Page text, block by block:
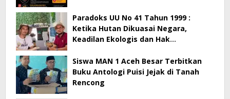
Paradoks UU No 41 Tahun 1999 :
Ketika Hutan Dikuasai Negara,
Keadilan Ekologis dan Hak
Siswa MAN 1 Aceh Besar Terbitkan
Buku Antologi Puisi Jejak di Tanah
Rencong